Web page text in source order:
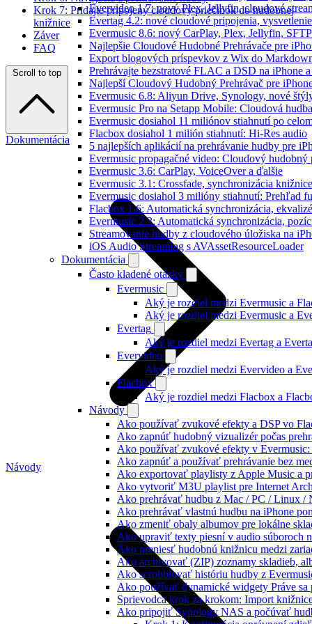
Evervideo 1.7: nový Plex, Jellyfin, cloudové
Evertag 4.2: nové cloudové pripojenia,
Evermusic 8.6: nový CarPlay, Plex, Jellyfin,
Najlepšie Cloudové Hudobné Prehrávače pre
Export blogových príspevkov z Wix do
Prehrávajte bezstratové FLAC a DSD na iPhone
Najlepší Cloudový Hudobný Prehrávač pre
Evermusic 6.8: Aliyun Drive, Synology, nové
Evermusic Pro na Setapp Mobile: Cloudová
Evermusic dosiahol 11 miliónov stiahnutí po
Flacbox dosiahol 1 milión stiahnutí: Hi-Res audio
5 najlepších aplikácií na prehrávanie hudby pre
Evermusic propagačné video: Cloudový hudobný
Evermusic 3.6: CarPlay, VoiceOver a ďalšie
Evermusic 3.1: Crossfade, synchronizácia
Evermusic dosiahol 3 milióny stiahnutí: Prehľad
Flacbox 1.6: Automatická synchronizácia,
Evermusic 2.3: Automatická synchronizácia,
Streamovanie hudby z cloudového úložiska na
iOS Audio Streaming s AVAssetResourceLoader
Dokumentácia
Často kladené otázky
Evermusic
Aký je rozdiel medzi Evermusic a
Aký je rozdiel medzi Evermusic a
Evertag
Aký je rozdiel medzi Evertag a
Evervideo
Aký je rozdiel medzi Evervideo a
Flacbox
Aký je rozdiel medzi Flacbox a
Návody
Ako používať zvukové efekty a DSP vo
Ako zapnúť hudobný vizualizér počas
Ako používať zvukové efekty v Evermusic:
Ako zapnúť a používať prehrávanie bez
Ako exportovať playlisty z Apple Music a
Ako vytvoriť M3U playlist pre Internet
Ako prehrávať hudbu z Mac / PC / Linux
Ako prehrávať vlastnú hudbu na iPhone
Ako zmeniť obaly albumov pre lokálne
Ako upraviť texty piesní v audio súboroch
Ako preniesť hudobnú knižnicu medzi
Ako archivovať (ZIP) zoznamy skladieb,
Ako scrobblovať históriu hudby z
Ako používať dynamické widgety Práve sa
Sprievodca krok za krokom: Import
Ako pripojiť Synology NAS a počúvať
Krok 7: Pridajte pripojený cloudový priečinok do hudobnej
knižnice
Záver
FAQ
Scroll to top
Dokumentácia
Návody